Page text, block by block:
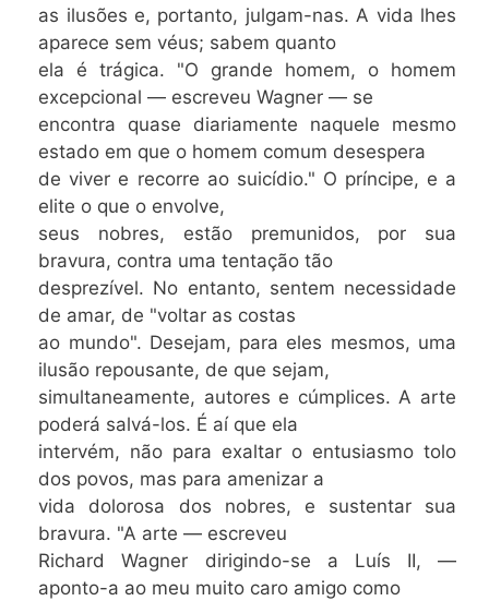
as ilusões e, portanto, julgam-nas. A vida lhes
aparece sem véus; sabem quanto
ela é trágica. "O grande homem, o homem
excepcional — escreveu Wagner — se
encontra quase diariamente naquele mesmo
estado em que o homem comum desespera
de viver e recorre ao suicídio." O príncipe, e a
elite o que o envolve,
seus nobres, estão premunidos, por sua
bravura, contra uma tentação tão
desprezível. No entanto, sentem necessidade
de amar, de "voltar as costas
ao mundo". Desejam, para eles mesmos, uma
ilusão repousante, de que sejam,
simultaneamente, autores e cúmplices. A arte
poderá salvá-los. É aí que ela
intervém, não para exaltar o entusiasmo tolo
dos povos, mas para amenizar a
vida dolorosa dos nobres, e sustentar sua
bravura. "A arte — escreveu
Richard Wagner dirigindo-se a Luís II, —
aponto-a ao meu muito caro amigo como